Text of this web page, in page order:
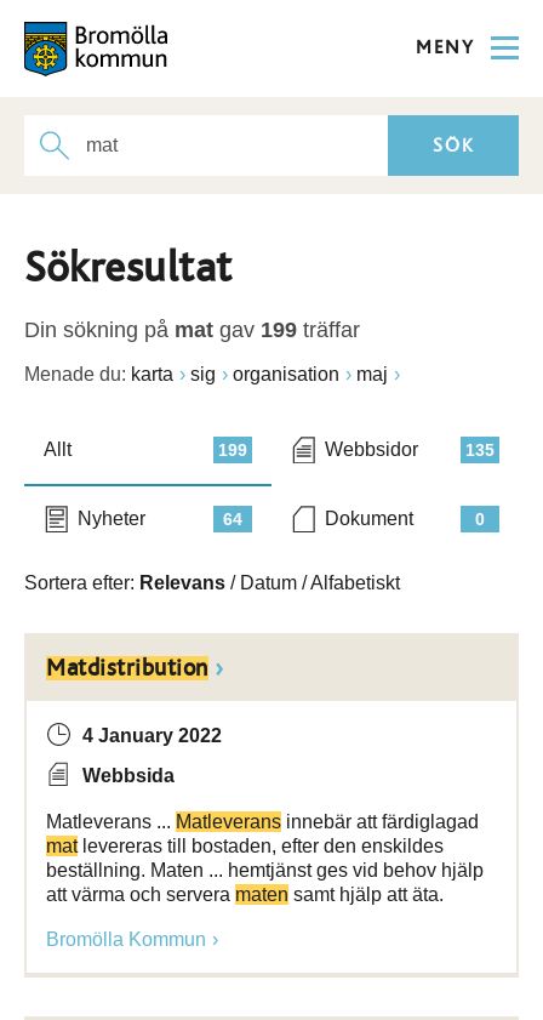
MENY
Sökresultat
Din sökning på mat gav 199 träffar
Menade du: karta sig organisation maj
199
Allt 135
Webbsidor
64
Nyheter 0
Dokument
Sortera efter: Relevans / Datum /Alfabetiskt
Matdistribution
4 January 2022
Webbsida
Matleverans ... Matleverans innebär att färdiglagad
matlevereras till bostaden, efter den enskildes
beställning. Maten ... hemtjänst ges vid behov hjälp
att värma och servera maten samt hjälp att äta.
Bromölla Kommun